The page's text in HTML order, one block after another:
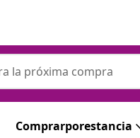
Comprarporestancia